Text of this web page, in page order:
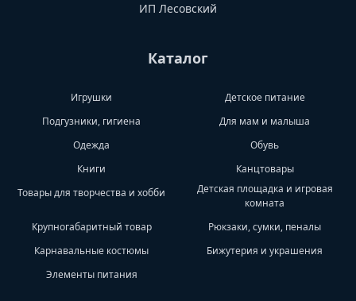
ИП Лесовский
Каталог
Игрушки
Детское питание
Подгузники, гигиена
Для мам и малыша
Одежда
Обувь
Книги
Канцтовары
Товары для творчества и хобби
Детская площадка и игровая
комната
Крупногабаритный товар
Рюкзаки, сумки, пеналы
Карнавальные костюмы
Бижутерия и украшения
Элементы питания